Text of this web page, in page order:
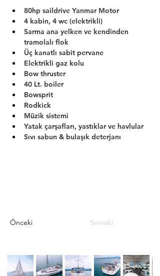
80hp saildrive Yanmar Motor
4 kabin, 4 wc (elektrikli)
Sarma ana yelken ve kendinden
tramolalı flok
Üç kanatlı sabit pervane
Elektrikli gaz kolu
Bow thruster
40 Lt. boiler
Bowsprit
Rodkick
Müzik sistemi
Yatak çarşafları, yastıklar ve havlular
Sıvı sabun & bulaşık deterjanı
Önceki Sonraki